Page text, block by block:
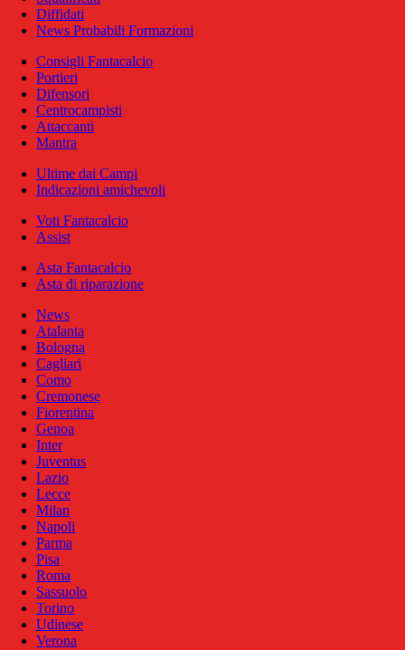
Diffidati
News Probabili Formazioni
Consigli Fantacalcio
Portieri
Difensori
Centrocampisti
Attaccanti
Mantra
Ultime dai Campi
Indicazioni amichevoli
Voti Fantacalcio
Assist
Asta Fantacalcio
Asta di riparazione
News
Atalanta
Bologna
Cagliari
Como
Cremonese
Fiorentina
Genoa
Inter
Juventus
Lazio
Lecce
Milan
Napoli
Parma
Pisa
Roma
Sassuolo
Torino
Udinese
Verona